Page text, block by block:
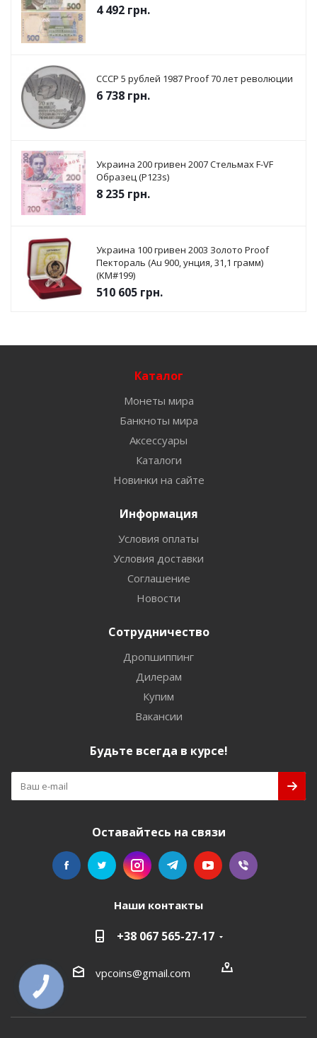
4 492 грн.
СССР 5 рублей 1987 Proof 70 лет революции
6 738 грн.
Украина 200 гривен 2007 Стельмах F-VF
Образец (P123s)
8 235 грн.
Украина 100 гривен 2003 Золото Proof
Пектораль (Au 900, унция, 31,1 грамм)
(KM#199)
510 605 грн.
Каталог
Монеты мира
Банкноты мира
Аксессуары
Каталоги
Новинки на сайте
Информация
Условия оплаты
Условия доставки
Соглашение
Новости
Сотрудничество
Дропшиппинг
Дилерам
Купим
Вакансии
Будьте всегда в курсе!
Оставайтесь на связи
Наши контакты
+38 067 565-27-17
vpcoins@gmail.com
КНОПКА
СВЯЗИ